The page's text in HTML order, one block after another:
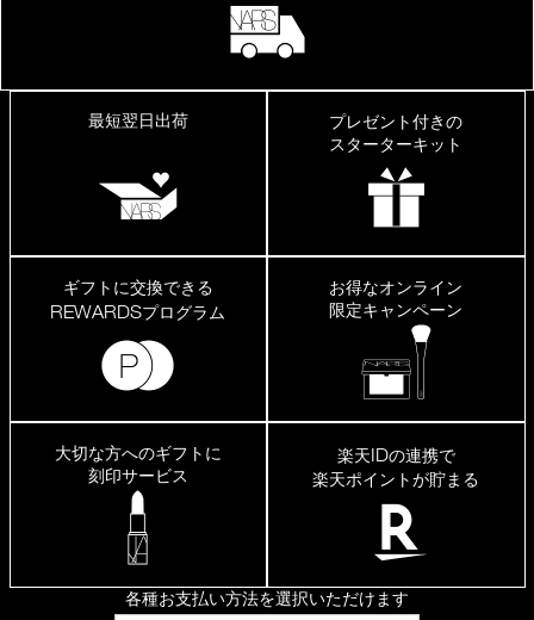
最短翌日出荷
プレゼント付きの
スターターキット
ギフトに交換できる
REWARDSプログラム
お得なオンライン
限定キャンペーン
大切な方へのギフトに
刻印サービス
楽天IDの連携で
楽天ポイントが貯まる
各種お支払い方法を選択いただけます